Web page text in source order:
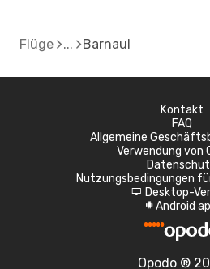
Flüge Barnaul
Kontakt
FAQ
Allgemeine
Verwendung von
Nutzungsbedingungen
d Desktop-
A Android
Opodo ®